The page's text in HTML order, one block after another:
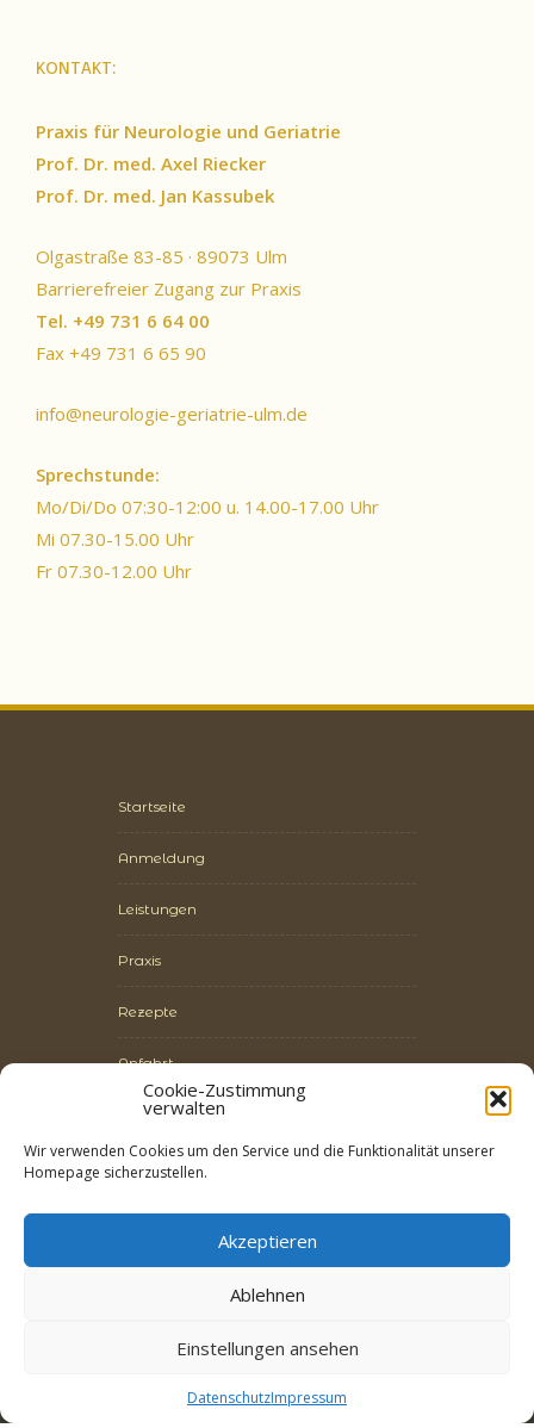
Cookie-Zustimmung
verwalten
Wir verwenden Cookies um den Service und die Funktionalität unserer
Homepage sicherzustellen.
Akzeptieren
Ablehnen
Einstellungen ansehen
DatenschutzImpressum
KONTAKT:
Praxis für Neurologie und Geriatrie
Prof. Dr. med. Axel Riecker
Prof. Dr. med. Jan Kassubek
Olgastraße 83-85 · 89073 Ulm
Barrierefreier Zugang zur Praxis
Tel. +49 731 6 64 00
Fax +49 731 6 65 90
info@neurologie-geriatrie-ulm.de
Sprechstunde:
Mo/Di/Do 07:30-12:00 u. 14.00-17.00 Uhr
Mi 07.30-15.00 Uhr
Fr 07.30-12.00 Uhr
Startseite
Anmeldung
Leistungen
Praxis
Rezepte
Anfahrt
Wichtige Links
© 2018 A. Riecker | Webdesign:Artifox